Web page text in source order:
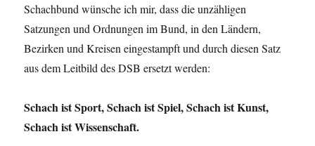
Schachbund wünsche ich mir, dass die unzähligen
Satzungen und Ordnungen im Bund, in den Ländern,
Bezirken und Kreisen eingestampft und durch diesen Satz
aus dem Leitbild des DSB ersetzt werden:
Schach ist Sport, Schach ist Spiel, Schach ist Kunst,
Schach ist Wissenschaft.